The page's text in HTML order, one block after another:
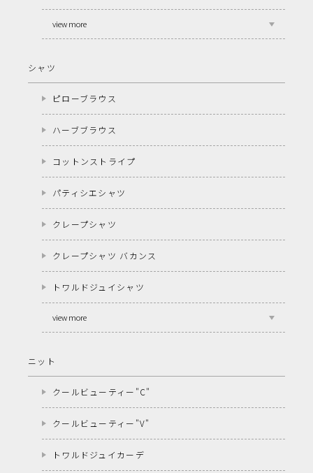
view more
シャツ
ピローブラウス
ハーブブラウス
コットンストライプ
パティシエシャツ
クレープシャツ
クレープシャツ バカンス
トワルドジュイシャツ
view more
ニット
クールビューティー"C"
クールビューティー"V"
トワルドジュイカーデ